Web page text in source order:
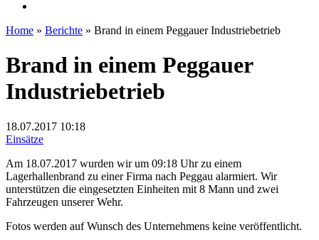
Home » Berichte » Brand in einem Peggauer Industriebetrieb
Brand in einem Peggauer
Industriebetrieb
18.07.2017 10:18
Einsätze
Am 18.07.2017 wurden wir um 09:18 Uhr zu einem
Lagerhallenbrand zu einer Firma nach Peggau alarmiert. Wir
unterstützen die eingesetzten Einheiten mit 8 Mann und zwei
Fahrzeugen unserer Wehr.
Fotos werden auf Wunsch des Unternehmens keine veröffentlicht.